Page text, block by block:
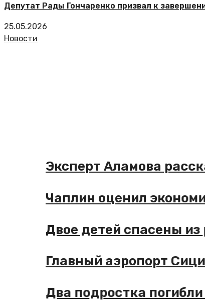
Депутат Рады Гончаренко призвал к
25.05.2026
Новости
Эксперт Аламова
Чаплин оценил экономию
Двое детей спасены из
Главный аэропорт
Два подростка погибли